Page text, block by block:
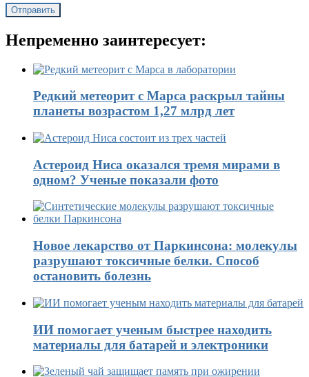
Непременно заинтересует:
Редкий метеорит с Марса раскрыл тайны
планеты возрастом 1,27 млрд лет
Астероид Ниса оказался тремя мирами в
одном? Ученые показали фото
Новое лекарство от Паркинсона: молекулы
разрушают токсичные белки. Способ
остановить болезнь
ИИ помогает ученым быстрее находить
материалы для батарей и электроники